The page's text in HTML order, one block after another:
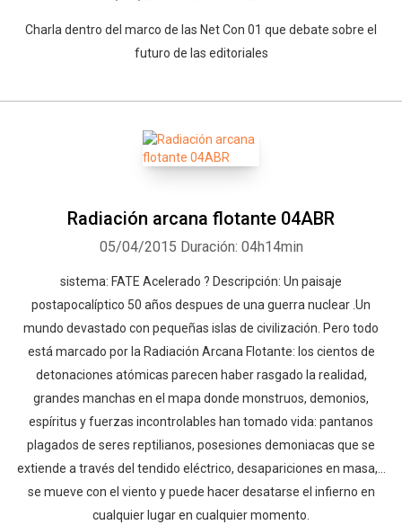
Charla dentro del marco de las Net Con 01 que debate sobre el
futuro de las editoriales
Radiación arcana flotante 04ABR
05/04/2015 Duración: 04h14min
sistema: FATE Acelerado ? Descripción: Un paisaje
postapocalíptico 50 años despues de una guerra nuclear .Un
mundo devastado con pequeñas islas de civilización. Pero todo
está marcado por la Radiación Arcana Flotante: los cientos de
detonaciones atómicas parecen haber rasgado la realidad,
grandes manchas en el mapa donde monstruos, demonios,
espíritus y fuerzas incontrolables han tomado vida: pantanos
plagados de seres reptilianos, posesiones demoniacas que se
extiende a través del tendido eléctrico, desapariciones en masa,...
se mueve con el viento y puede hacer desatarse el infierno en
cualquier lugar en cualquier momento.